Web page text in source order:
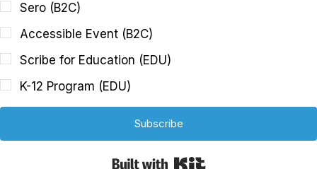
Sero (B2C)
Accessible Event (B2C)
Scribe for Education (EDU)
K-12 Program (EDU)
Subscribe